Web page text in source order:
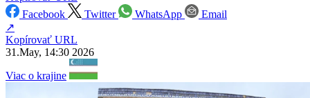
Facebook
Twitter WhatsApp
Email
↗
Kopírovať URL
31.May, 14:30 2026
Viac o krajine